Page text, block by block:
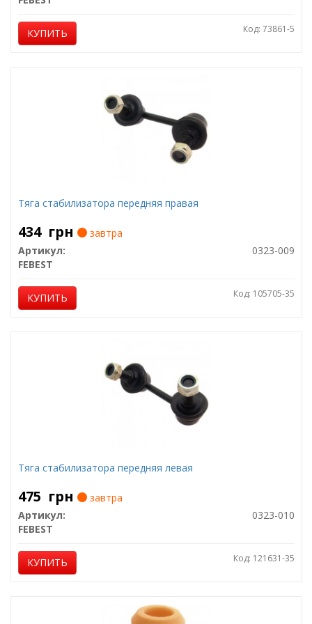
КУПИТЬ Код: 73861-5
Тяга стабилизатора передняя правая
434 грн
завтра
Артикул:
0323-009
FEBEST
КУПИТЬ Код: 105705-35
Тяга стабилизатора передняя левая
475 грн
завтра
Артикул:
0323-010
FEBEST
КУПИТЬ Код: 121631-35